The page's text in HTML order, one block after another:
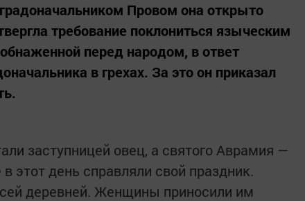
Провом она открыто
требование поклониться языческим
перед народом, в ответ
в грехах. За это он приказал
заступницей овец, а святого Аврамия —
этот день справляли свой праздник.
деревней. Женщины приносили им